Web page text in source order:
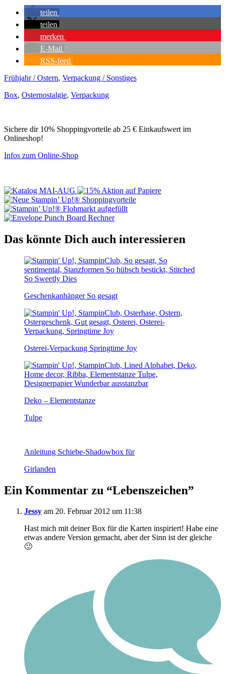
teilen
teilen
merken
E-Mail
RSS-feed
Frühjahr / Ostern, Verpackung / Sonstiges
Box, Osternostalgie, Verpackung
Sichere dir 10% Shoppingvorteile ab 25 € Einkaufswert im
Onlineshop!
Infos zum Online-Shop
Das könnte Dich auch interessieren
Geschenkanhänger So gesagt
Osterei-Verpackung Springtime Joy
Deko – Elementstanze
Tulpe
Anleitung Schiebe-Shadowbox für
Girlanden
Ein Kommentar zu “Lebenszeichen”
Jessy am 20. Februar 2012 um 11:38
Hast mich mit deiner Box für die Karten inspiriert! Habe eine
etwas andere Version gemacht, aber der Sinn ist der gleiche
🙂